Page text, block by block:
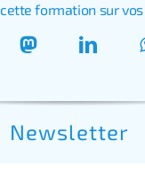
formation sur
Newsletter